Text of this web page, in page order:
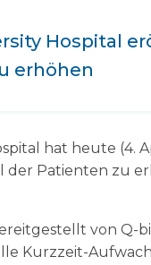
Hospital
erhöhen
hat heute
der Patienten zu
von Q-
Kurzzeit-